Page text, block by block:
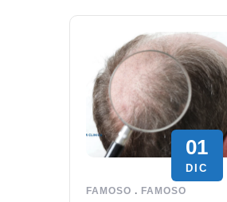
01
DIC
FAMOSO . FAMOSO